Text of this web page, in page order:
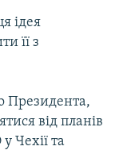
ідея
її з
Президента,
від планів
Чехії та